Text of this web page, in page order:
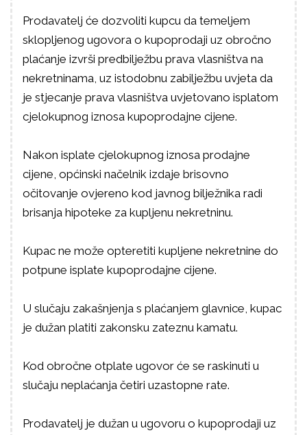
Prodavatelj će dozvoliti kupcu da temeljem
sklopljenog ugovora o kupoprodaji uz obročno
plaćanje izvrši predbilježbu prava vlasništva na
nekretninama, uz istodobnu zabilježbu uvjeta da
je stjecanje prava vlasništva uvjetovano isplatom
cjelokupnog iznosa kupoprodajne cijene.
Nakon isplate cjelokupnog iznosa prodajne
cijene, općinski načelnik izdaje brisovno
očitovanje ovjereno kod javnog bilježnika radi
brisanja hipoteke za kupljenu nekretninu.
Kupac ne može opteretiti kupljene nekretnine do
potpune isplate kupoprodajne cijene.
U slučaju zakašnjenja s plaćanjem glavnice, kupac
je dužan platiti zakonsku zateznu kamatu.
Kod obročne otplate ugovor će se raskinuti u
slučaju neplaćanja četiri uzastopne rate.
Prodavatelj je dužan u ugovoru o kupoprodaji uz